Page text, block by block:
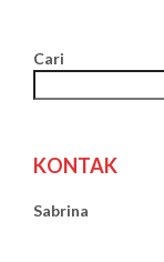
Cari
KONTAK
Sabrina